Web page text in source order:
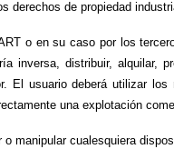
derechos de propiedad
o en su caso por los
inversa, distribuir,
El usuario deberá utilizar
una explotación
manipular cualesquiera